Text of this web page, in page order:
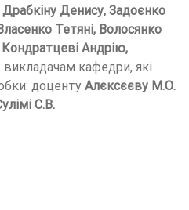
Денису, Задоєнко
Тетяні, Волосянко
Андрію,
кафедри, які
доценту Алєксєєву М.О.
С.В.